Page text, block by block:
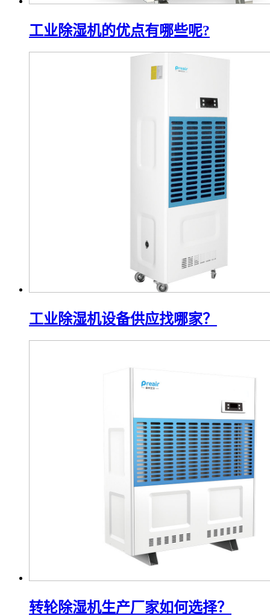
工业除湿机的优点有哪些呢?
工业除湿机设备供应找哪家？
转轮除湿机生产厂家如何选择？